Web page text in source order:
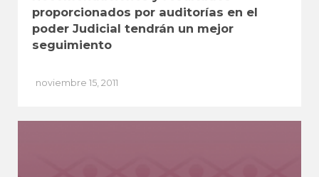
proporcionados por auditorías en el
poder Judicial tendrán un mejor
seguimiento
noviembre 15, 2011